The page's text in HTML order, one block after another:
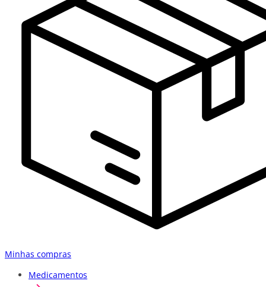
Minhas compras
Medicamentos